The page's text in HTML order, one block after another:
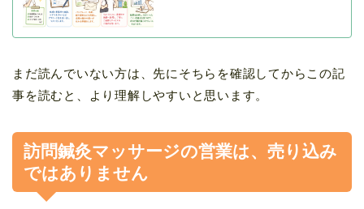
まだ読んでいない方は、先にそちらを確認してからこの記
事を読むと、より理解しやすいと思います。
訪問鍼灸マッサージの営業は、売り込み
ではありません